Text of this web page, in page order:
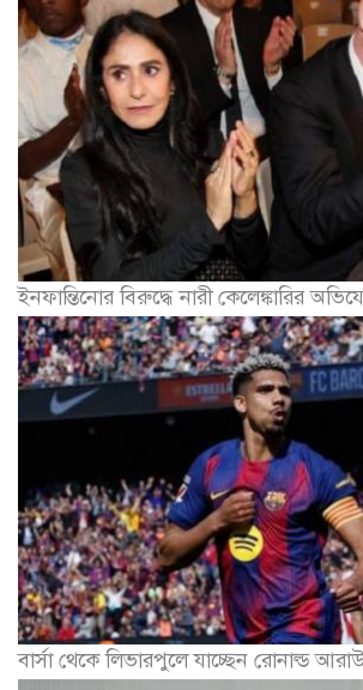
ইনফান্তিনোর বিরুদ্ধে নারী কেলেঙ্কারির
বার্সা থেকে লিভারপুলে যাচ্ছেন রোনাল্ড